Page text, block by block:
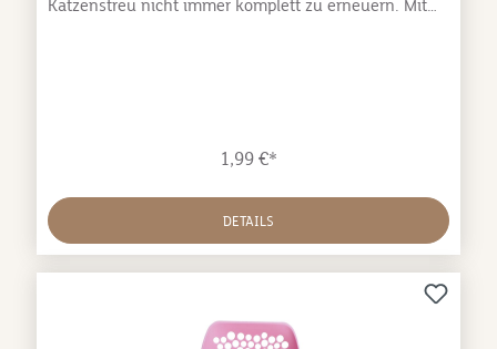
Katzenstreu nicht immer komplett zu erneuern. Mit
1,99 €*
DETAILS